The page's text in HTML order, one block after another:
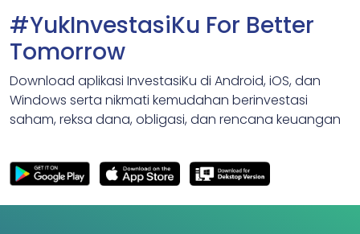
#YukInvestasiKu For Better
Tomorrow
Download aplikasi InvestasiKu di Android, iOS, dan
Windows serta nikmati kemudahan berinvestasi
saham, reksa dana, obligasi, dan rencana keuangan